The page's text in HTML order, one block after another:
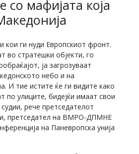
со мафијата која
кои ги нуди Европскиот фронт.
во стратешки објекти, го
ја загрозуваат
небо и на
И тие истите ќе ги видите како
по улиците, бидејќи имаат свои
рече претседателот
претседател на ВМРО-ДПМНЕ
на Паневропска унија